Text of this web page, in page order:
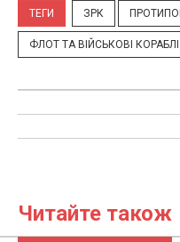
ТЕГИ ЗРК
ФЛОТ ТА ВІЙСЬКОВІ КОРАБЛІ
Читайте також